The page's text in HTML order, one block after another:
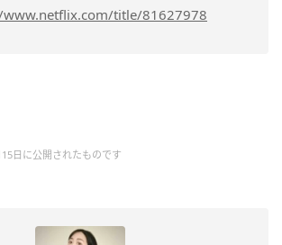
title/81627978
日に公開されたものです